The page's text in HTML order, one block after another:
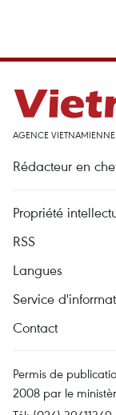
AGENCE
Rédacteur en
Propriété
RSS
Langues
Service
Contact
Permis de
2008 par le